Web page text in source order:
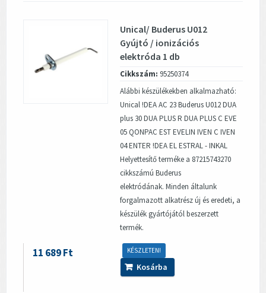
Unical/ Buderus U012
Gyújtó / ionizációs
elektróda 1 db
Cikkszám: 95250374
Alábbi készülékekben alkalmazható:
Unical !DEA AC 23 Buderus U012 DUA
plus 30 DUA PLUS R DUA PLUS C EVE
05 QONPAC EST EVELIN IVEN C IVEN
04 ENTER !DEA EL ESTRAL - INKAL
Helyettesítő terméke a 87215743270
cikkszámú Buderus
elektródának. Minden általunk
forgalmazott alkatrész új és eredeti, a
készülék gyártójától beszerzett
termék.
KÉSZLETEN!
11 689 Ft
Kosárba